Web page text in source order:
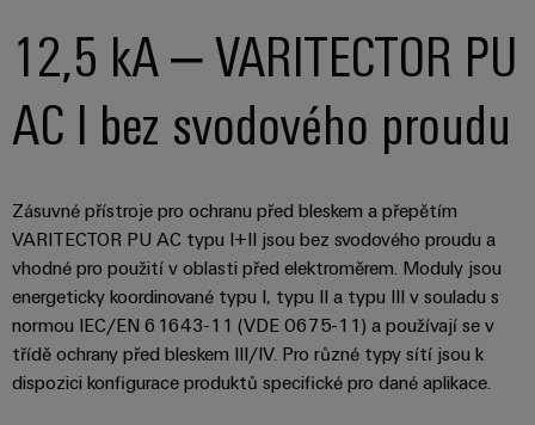
Software
intuitivní,
12,5 kA – VARITECTOR PU
AC I bez svodového proudu
Zásuvné přístroje pro ochranu před bleskem a přepětím
VARITECTOR PU AC typu I+II jsou bez svodového proudu a
vhodné pro použití v oblasti před elektroměrem. Moduly jsou
energeticky koordinované typu I, typu II a typu III v souladu s
normou IEC/EN 61643-11 (VDE 0675-11) a používají se v
třídě ochrany před bleskem III/IV. Pro různé typy sítí jsou k
dispozici konfigurace produktů specifické pro dané aplikace.